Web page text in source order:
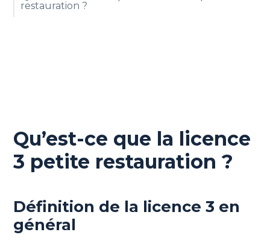
restauration ?
Qu’est-ce que la licence
3 petite restauration ?
Définition de la licence 3 en
général